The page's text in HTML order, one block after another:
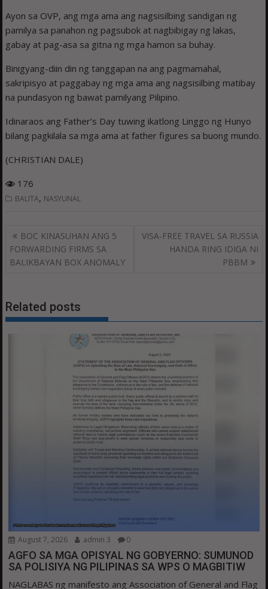
Ayon sa OVP, ang mga ama ang nagsisilbing sandigan ng
pamilya sa panahon ng pagsubok at nagbibigay ng lakas,
gabay at pag-asa sa gitna ng mga hamon sa buhay.
Binigyang-diin din ng tanggapan na ang pagmamahal,
sakripisyo at paggabay ng mga ama ang nagsisilbing matibay
na pundasyon ng bawat pamilyang Pilipino.
Idinaraos ang Father’s Day tuwing ikatlong Linggo ng Hunyo
bilang pagkilala sa mga ama at father figures sa buong mundo.
(CHRISTIAN DALE)
176
BALITA, NASYUNAL
Post
navigation
BOC KINASUHAN ANG 5
FORWARDING FIRMS SA
BALIKBAYAN BOX ANOMALY
VISA-FREE TRAVEL SA RUSSIA
HANDA RING IDIGA NI
PBBM
Related posts
August 7, 2026 admin 3 0
AGFO SA MGA OPISYAL NG GOBYERNO: SUMUNOD
SA POLISIYA NG PILIPINAS SA WPS O MAGBITIW
NAGLABAS ng manifesto ang Association of General and Flag